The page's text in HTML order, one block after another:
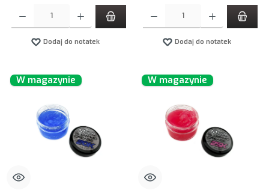
Dodaj do notatek Dodaj do notatek
W magazynie W magazynie